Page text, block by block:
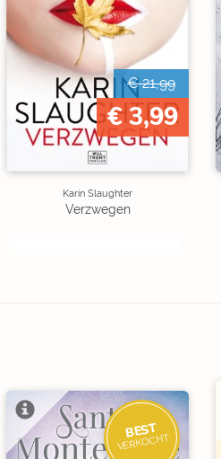
€ 21,99
€ 3,99
Karin Slaughter
Verzwegen
BEST
VERKOCHT